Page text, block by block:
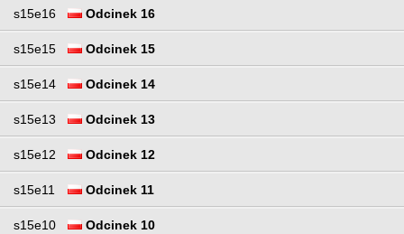
s15e16 Odcinek 16
s15e15 Odcinek 15
s15e14 Odcinek 14
s15e13 Odcinek 13
s15e12 Odcinek 12
s15e11 Odcinek 11
s15e10 Odcinek 10